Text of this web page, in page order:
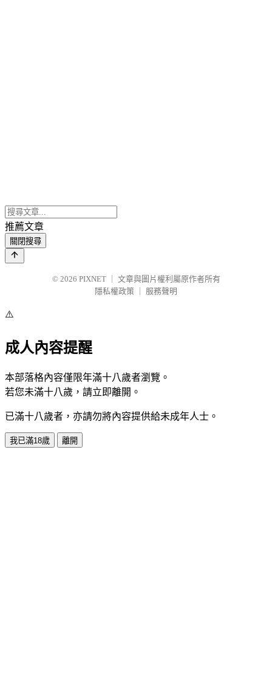
推薦文章
關閉搜尋
© 2026 PIXNET
文章與圖片權利屬原作者所有
隱私權政策
服務聲明
⚠️
成人內容提醒
本部落格內容僅限年滿十八歲者瀏覽。
若您未滿十八歲，請立即離開。
已滿十八歲者，亦請勿將內容提供給未成年人士。
我已滿18歲 離開